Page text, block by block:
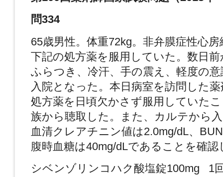
問334
65歳男性。体重72kg。非弁膜症性心
下記の処方薬を服用していた。数日
ふらつき、冷汗、手の震え、軽度の
入院となった。本日病室を訪問した
処方薬を日頃欠かさず服用していた
族から聴取した。また、カルテから
血清クレアチニン値は2.0mg/dL、
腹時血糖は40mg/dLであることを確認
シベンゾリンコハク酸塩錠100mg 1